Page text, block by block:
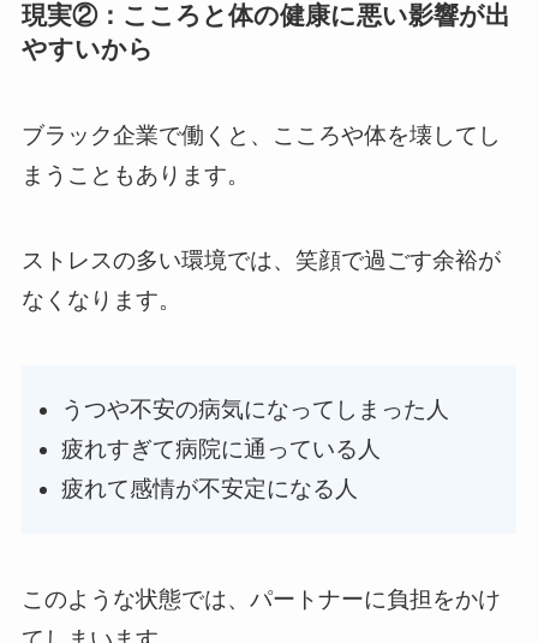
現実②：こころと体の健康に悪い影響が出
やすいから
ブラック企業で働くと、こころや体を壊してし
まうこともあります。
ストレスの多い環境では、笑顔で過ごす余裕が
なくなります。
うつや不安の病気になってしまった人
疲れすぎて病院に通っている人
疲れて感情が不安定になる人
このような状態では、パートナーに負担をかけ